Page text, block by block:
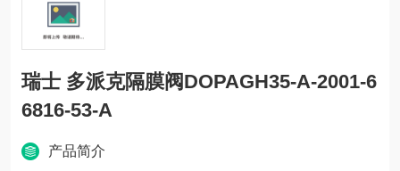
瑞士 多派克隔膜阀DOPAGH35-A-2001-6
6816-53-A
产品简介